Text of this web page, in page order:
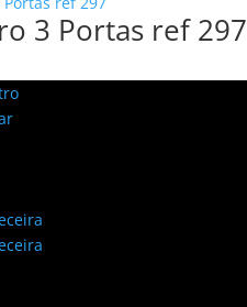
3 Portas ref 297